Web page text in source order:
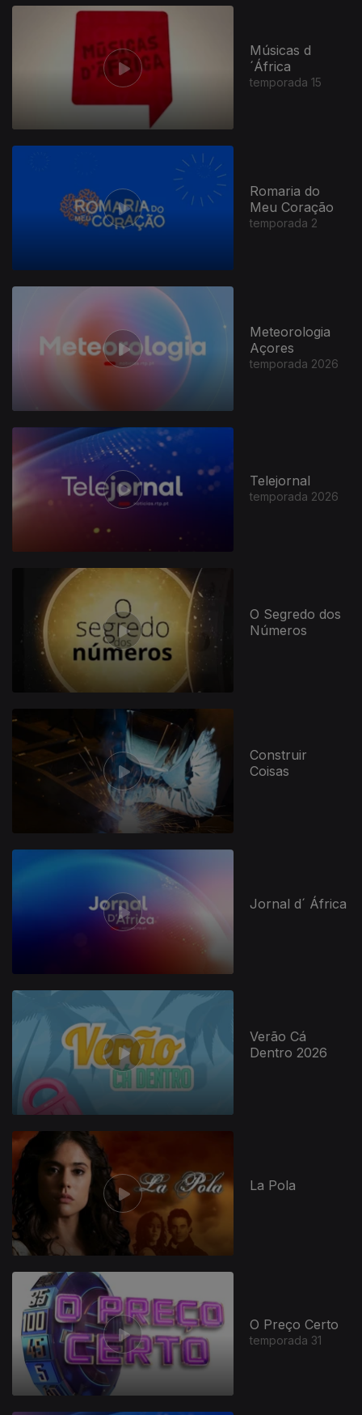
Músicas d
´África
temporada 15
Romaria do
Meu Coração
temporada 2
Meteorologia
Açores
temporada 2026
Telejornal
temporada 2026
O Segredo dos
Números
Construir
Coisas
Jornal d´ África
Verão Cá
Dentro 2026
La Pola
O Preço Certo
temporada 31
947265